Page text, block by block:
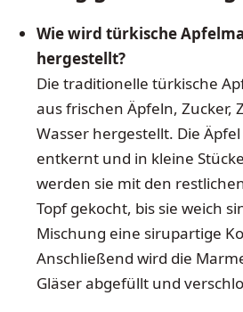
Wie wird türkische
hergestellt?
Die traditionelle türkische
aus frischen Äpfeln, Zucker,
Wasser hergestellt. Die
entkernt und in kleine
werden sie mit den
Topf gekocht, bis sie weich
Mischung eine sirupartige
Anschließend wird die
Gläser abgefüllt und